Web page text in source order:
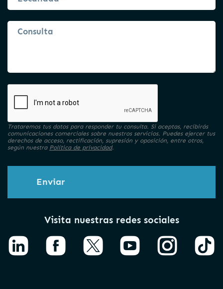
Trataremos tus datos para responder tu consulta. Si aceptas, recibirás
comunicaciones comerciales sobre nuestros servicios. Puedes ejercer tus
derechos de acceso, rectificación, supresión y oposición, entre otros,
según nuestra Política de privacidad.
Enviar
Visita nuestras redes sociales